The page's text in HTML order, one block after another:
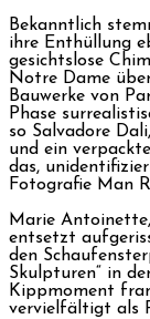
Bekanntlich
ihre Enthüllung
gesichtslose
Notre Dame
Bauwerke von
Phase
so Salvadore
und ein
das,
Fotografie Man
Marie
entsetzt
den
Skulpturen“ in
Kippmoment
vervielfältigt als